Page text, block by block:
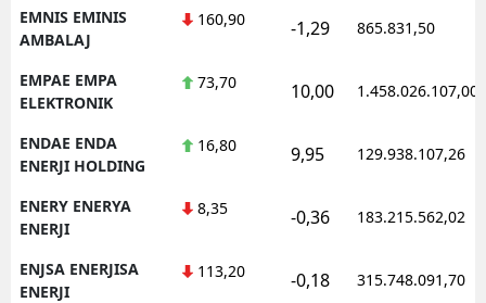
EMNIS EMINIS
AMBALAJ
160,90 -1,29 865.831,50
EMPAE EMPA
ELEKTRONIK
73,70 10,00 1.458.026.107,00
ENDAE ENDA
ENERJI HOLDING
16,80 9,95 129.938.107,26
ENERY ENERYA
ENERJI
8,35 -0,36 183.215.562,02
ENJSA ENERJISA
ENERJI
113,20 -0,18 315.748.091,70